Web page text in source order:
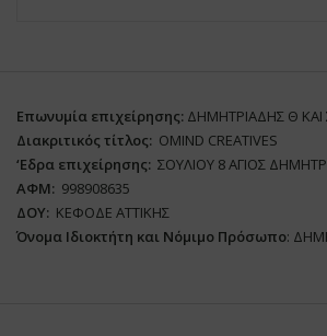
Επωνυμία επιχείρησης: ΔΗΜΗΤΡΙΑΔΗΣ Θ
Διακριτικός τίτλος: ΟΜΙΝD CREATIVES
‘Eδρα επιχείρησης: ΣΟΥΛΙΟΥ 8 ΑΓΙΟΣ
ΑΦΜ: 998908635
ΔΟΥ: ΚΕΦΟΔΕ ΑΤΤΙΚΗΣ
Όνομα Ιδιοκτήτη και Νόμιμο Πρόσωπο: